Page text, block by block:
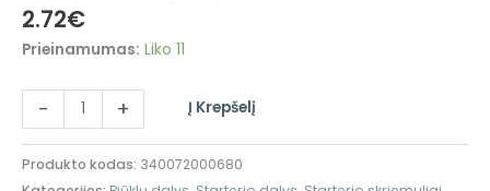
2.72€
Prieinamumas: Liko 11
- + Į Krepšelį
Produkto kodas: 340072000680